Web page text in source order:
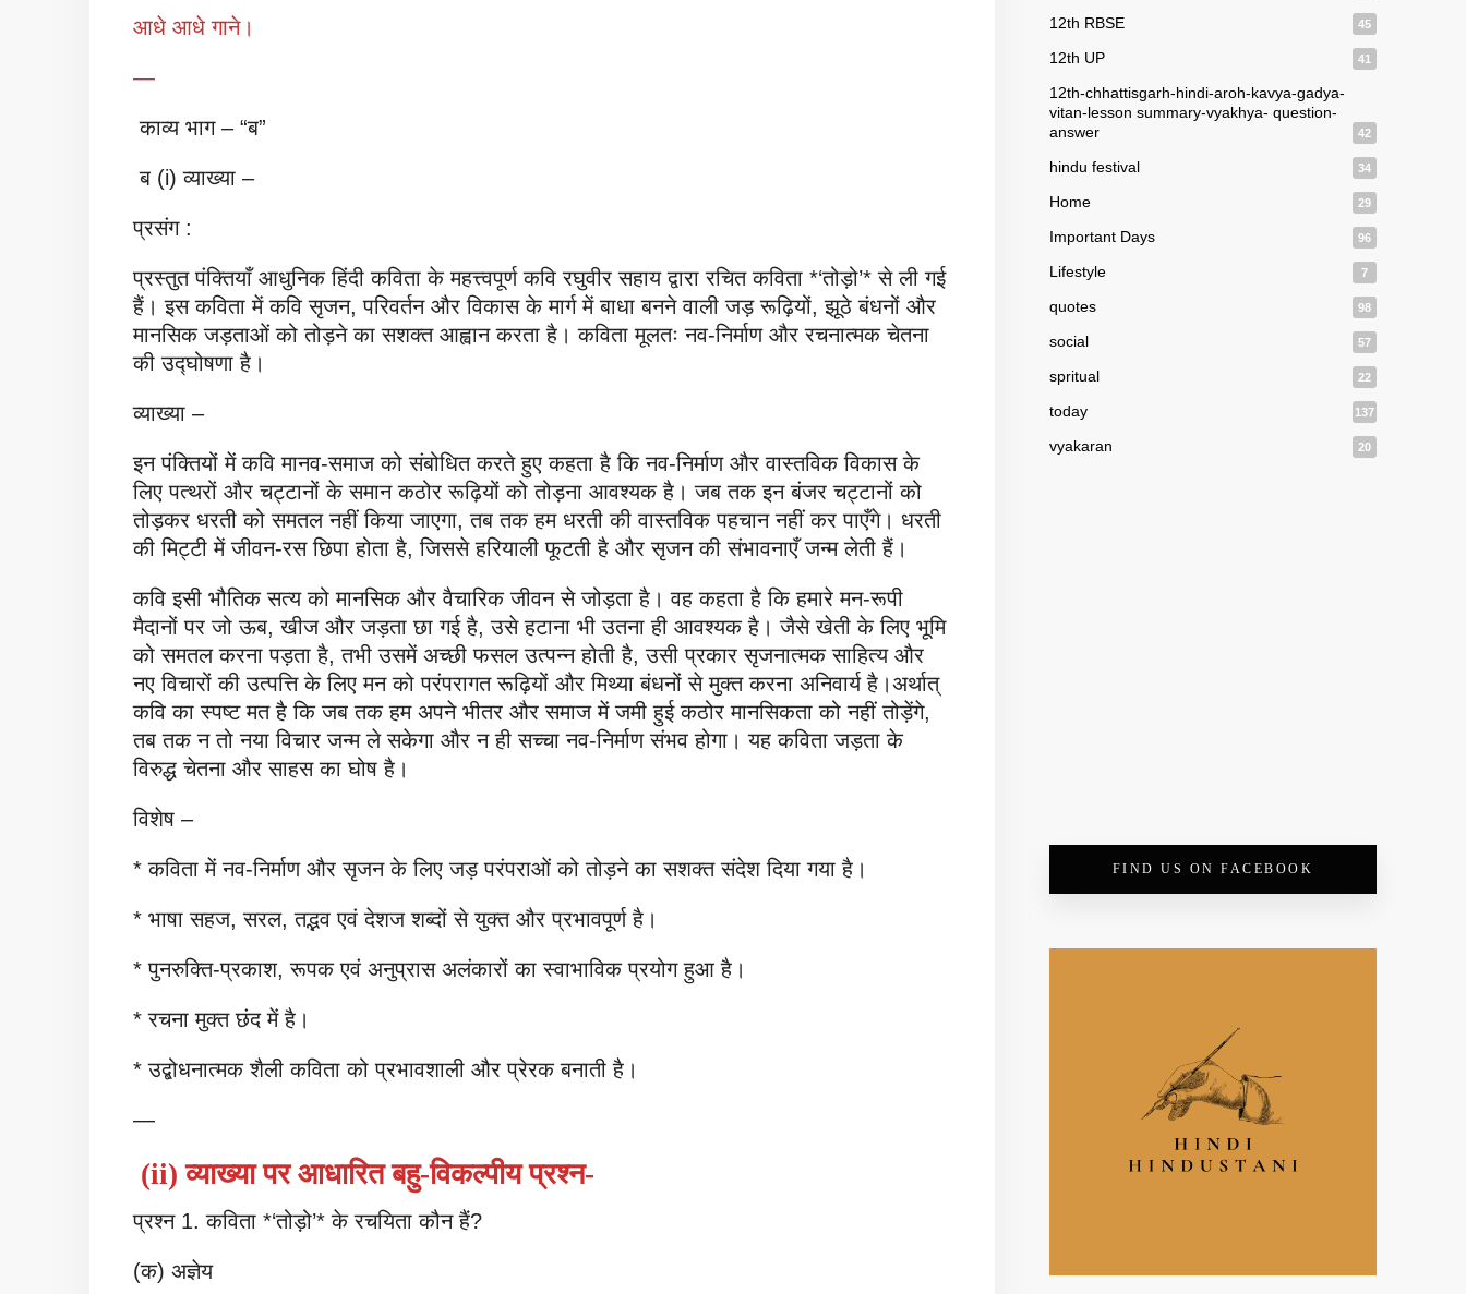
आधे आधे गाने।
—
काव्य भाग – “ब”
ब (i) व्याख्या –
प्रसंग :
प्रस्तुत पंक्तियाँ आधुनिक हिंदी कविता के महत्त्वपूर्ण कवि रघुवीर सहाय द्वारा रचित कविता *‘तोड़ो’* से ली गई
हैं। इस कविता में कवि सृजन, परिवर्तन और विकास के मार्ग में बाधा बनने वाली जड़ रूढ़ियों, झूठे बंधनों और
मानसिक जड़ताओं को तोड़ने का सशक्त आह्वान करता है। कविता मूलतः नव-निर्माण और रचनात्मक चेतना
की उद्घोषणा है।
व्याख्या –
इन पंक्तियों में कवि मानव-समाज को संबोधित करते हुए कहता है कि नव-निर्माण और वास्तविक विकास के
लिए पत्थरों और चट्टानों के समान कठोर रूढ़ियों को तोड़ना आवश्यक है। जब तक इन बंजर चट्टानों को
तोड़कर धरती को समतल नहीं किया जाएगा, तब तक हम धरती की वास्तविक पहचान नहीं कर पाएँगे। धरती
की मिट्टी में जीवन-रस छिपा होता है, जिससे हरियाली फूटती है और सृजन की संभावनाएँ जन्म लेती हैं।
कवि इसी भौतिक सत्य को मानसिक और वैचारिक जीवन से जोड़ता है। वह कहता है कि हमारे मन-रूपी
मैदानों पर जो ऊब, खीज और जड़ता छा गई है, उसे हटाना भी उतना ही आवश्यक है। जैसे खेती के लिए भूमि
को समतल करना पड़ता है, तभी उसमें अच्छी फसल उत्पन्न होती है, उसी प्रकार सृजनात्मक साहित्य और
नए विचारों की उत्पत्ति के लिए मन को परंपरागत रूढ़ियों और मिथ्या बंधनों से मुक्त करना अनिवार्य है।अर्थात्
कवि का स्पष्ट मत है कि जब तक हम अपने भीतर और समाज में जमी हुई कठोर मानसिकता को नहीं तोड़ेंगे,
तब तक न तो नया विचार जन्म ले सकेगा और न ही सच्चा नव-निर्माण संभव होगा। यह कविता जड़ता के
विरुद्ध चेतना और साहस का घोष है।
विशेष –
* कविता में नव-निर्माण और सृजन के लिए जड़ परंपराओं को तोड़ने का सशक्त संदेश दिया गया है।
* भाषा सहज, सरल, तद्भव एवं देशज शब्दों से युक्त और प्रभावपूर्ण है।
* पुनरुक्ति-प्रकाश, रूपक एवं अनुप्रास अलंकारों का स्वाभाविक प्रयोग हुआ है।
* रचना मुक्त छंद में है।
* उद्बोधनात्मक शैली कविता को प्रभावशाली और प्रेरक बनाती है।
—
(ii) व्याख्या पर आधारित बहु-विकल्पीय प्रश्न-
प्रश्न 1. कविता *‘तोड़ो’* के रचयिता कौन हैं?
(क) अज्ञेय
12th RBSE 45
12th UP 41
12th-chhattisgarh-hindi-aroh-kavya-gadya-
vitan-lesson summary-vyakhya- question-
answer
42
hindu festival 34
Home 29
Important Days 96
Lifestyle 7
quotes 98
social 57
spritual 22
today 137
vyakaran 20
FIND US ON FACEBOOK